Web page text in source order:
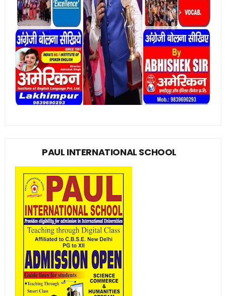
PAUL INTERNATIONAL SCHOOL